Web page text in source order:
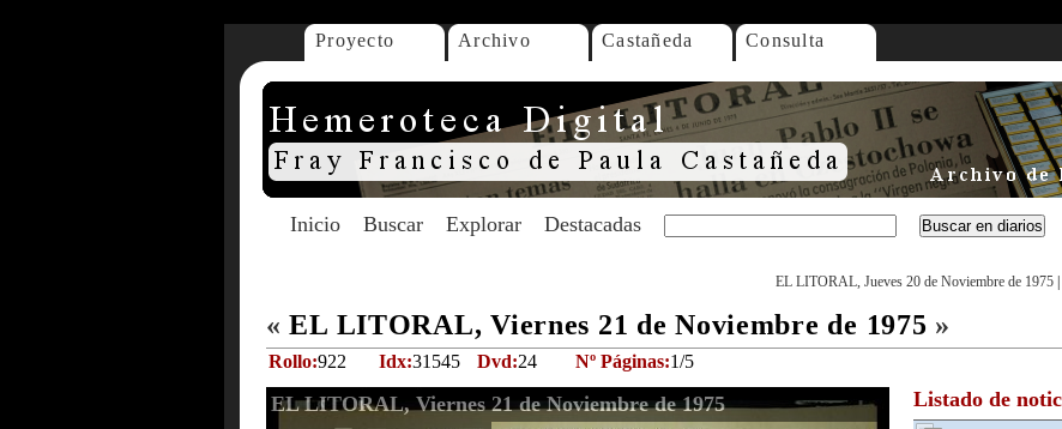
Proyecto Archivo Castañeda Consulta
Inicio Buscar Explorar Destacadas
EL LITORAL, Jueves 20 de Noviembre de 1975
« EL LITORAL, Viernes 21 de Noviembre de 1975 »
Rollo:922 Idx:31545 Dvd:24 Nº Páginas:1/5
EL LITORAL, Viernes 21 de Noviembre de 1975 Listado de